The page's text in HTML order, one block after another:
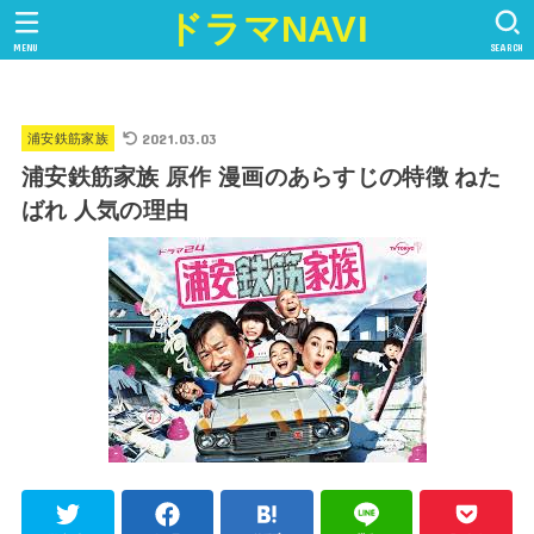
ドラマNAVI SEARCH
MENU
浦安鉄筋家族 2021.03.03
浦安鉄筋家族 原作 漫画のあらすじの特徴 ねた
ばれ 人気の理由